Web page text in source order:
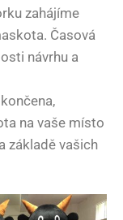
zahájíme
Časová
návrhu a
na vaše místo
základě vašich